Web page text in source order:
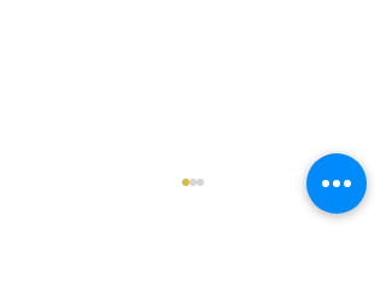
7/21ちょっと早く店仕舞い